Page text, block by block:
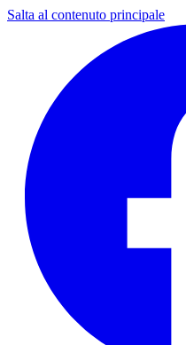
Salta al contenuto principale